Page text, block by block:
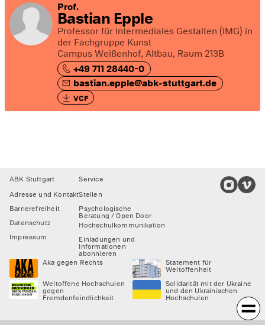
Prof.
Bastian Epple
Professor für Intermediales Gestalten (IMG) in
der Fachgruppe Kunst
Campus Weißenhof, Altbau, Raum 213B
+49 711 28440-0
bastian.epple@abk-stuttgart.de
VCF
Footer
ABK Stuttgart
Adresse und Kontakt
Barrierefreiheit
Datenschutz
Impressum
Service
Stellen
Psychologische
Beratung / Open Door
Hochschulkommunikation
Einladungen und
Informationen
abonnieren
Aka gegen Rechts
Statement für
Weltoffenheit
Weltoffene Hochschulen
gegen
Fremdenfeindlichkeit
Solidarität mit der Ukraine
und den Ukrainischen
Hochschulen